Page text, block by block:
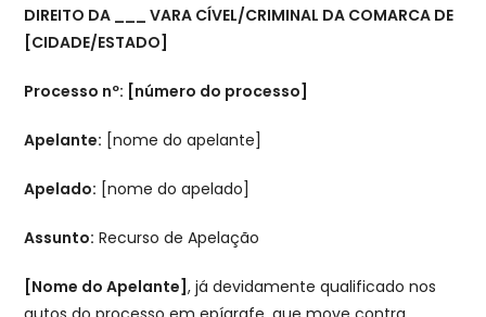
DIREITO DA ___ VARA CÍVEL/CRIMINAL DA COMARCA DE
[CIDADE/ESTADO]
Processo nº: [número do processo]
Apelante: [nome do apelante]
Apelado: [nome do apelado]
Assunto: Recurso de Apelação
[Nome do Apelante], já devidamente qualificado nos